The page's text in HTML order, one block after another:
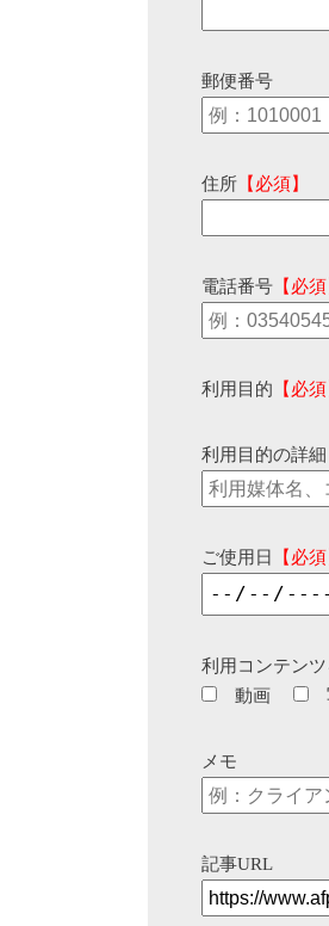
郵便番号
住所 【必須】
電話番号 【必須
利用目的 【必須
利用目的の詳細
ご使用日 【必須
利用コンテンツ
動画
メモ
記事URL